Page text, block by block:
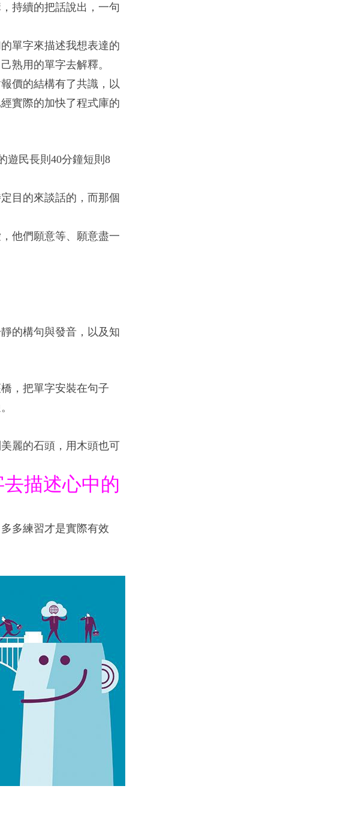
持續的把話說出，一句
單字來描述我想表達的
熟用的單字去解釋。
價的結構有了共識，以
實際的加快了程式庫的
遊民長則40分鐘短則8
目的來談話的，而那個
，他們願意等、願意盡一
的構句與發音，以及知
，把單字安裝在句子
麗的石頭，用木頭也可
描述心中的
多練習才是實際有效